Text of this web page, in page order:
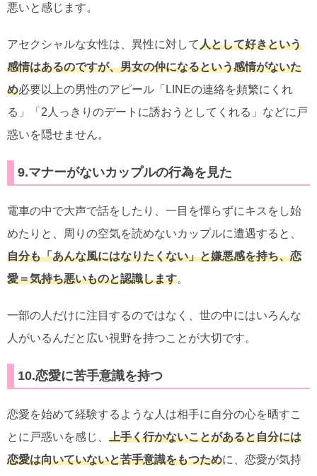
悪いと感じます。
アセクシャルな女性は、異性に対して人として好きという
感情はあるのですが、男女の仲になるという感情がないた
め必要以上の男性のアピール「LINEの連絡を頻繁にくれ
る」「2人っきりのデートに誘おうとしてくれる」などに戸
惑いを隠せません。
9.マナーがないカップルの行為を見た
電車の中で大声で話をしたり、一目を憚らずにキスをし始
めたりと、周りの空気を読めないカップルに遭遇すると、
自分も「あんな風にはなりたくない」と嫌悪感を持ち、恋
愛＝気持ち悪いものと認識します。
一部の人だけに注目するのではなく、世の中にはいろんな
人がいるんだと広い視野を持つことが大切です。
10.恋愛に苦手意識を持つ
恋愛を始めて経験するような人は相手に自分の心を晒すこ
とに戸惑いを感じ、 上手く行かないことがあると自分には
恋愛は向いていないと苦手意識をもつために、恋愛が気持